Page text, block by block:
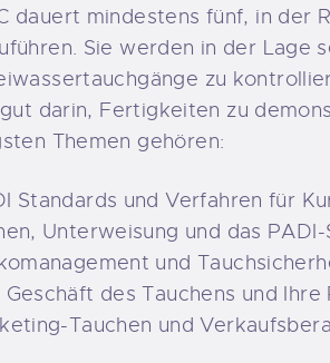
dauert mindestens fünf, in der
Sie werden in der Lage
zu
darin, Fertigkeiten zu
Themen gehören:
Standards und Verfahren für
Unterweisung und das
und
Geschäft des Tauchens und
Tauchen und